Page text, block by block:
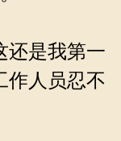
还是我第一
人员忍不